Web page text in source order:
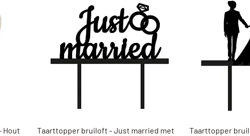
Hout
Snel overzicht
Taarttopper bruiloft - Just married met
Taarttopper